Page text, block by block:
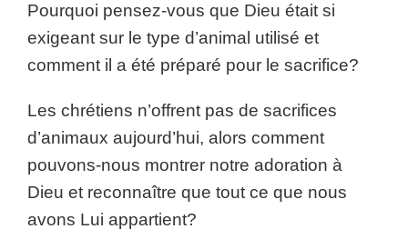
Pourquoi pensez-vous que Dieu était si
exigeant sur le type d’animal utilisé et
comment il a été préparé pour le sacrifice?
Les chrétiens n’offrent pas de sacrifices
d’animaux aujourd’hui, alors comment
pouvons-nous montrer notre adoration à
Dieu et reconnaître que tout ce que nous
avons Lui appartient?